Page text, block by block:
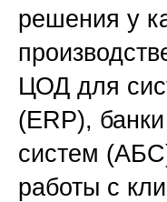
решения у
ЦОД для
(ERP),
систем
работы с